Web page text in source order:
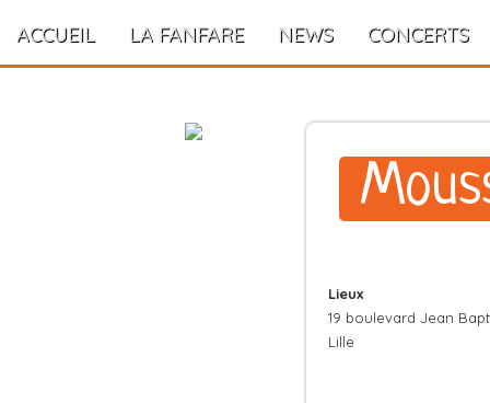
ACCUEIL LA FANFARE NEWS CONCERTS
Lieux
19 boulevard Jean
Lille